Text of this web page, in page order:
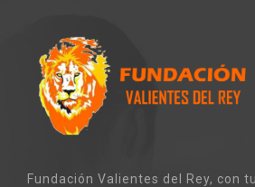
Fundación Valientes del Rey, con